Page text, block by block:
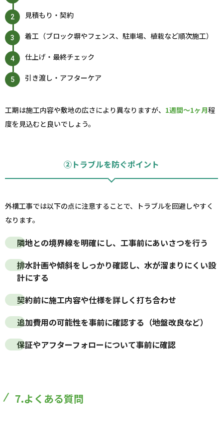
見積もり・契約
着工（ブロック塀やフェンス、駐車場、植栽など順次施工）
仕上げ・最終チェック
引き渡し・アフターケア
工期は施工内容や敷地の広さにより異なりますが、 1週間～1ヶ月程
度を見込むと良いでしょう。
②トラブルを防ぐポイント
外構工事では以下の点に注意することで、トラブルを回避しやすく
なります。
隣地との境界線を明確にし、工事前にあいさつを行う
排水計画や傾斜をしっかり確認し、水が溜まりにくい設
計にする
契約前に施工内容や仕様を詳しく打ち合わせ
追加費用の可能性を事前に確認する（地盤改良など）
保証やアフターフォローについて事前に確認
7.よくある質問